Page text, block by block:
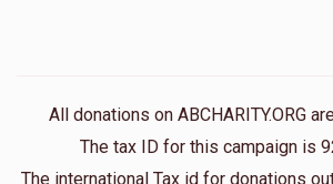
All donations on ABCHARITY.ORG
The tax ID for this campaign is
The international Tax id for donations